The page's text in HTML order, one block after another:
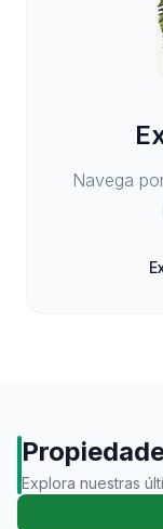
Navega
Explora nuestras